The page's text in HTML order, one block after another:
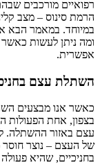
רפואיים מורכבים
הרמת סינוס – מצב
במיוחד. במאמר הבא
ומה ניתן לעשות
אפשרית.
השתלת עצם
כאשר אנו מבצעים
בצפון, אחת הפעולות
עצם באזור ההשתלה.
של העצם – נוצר
בחניכיים, שהיא